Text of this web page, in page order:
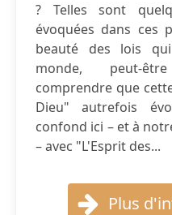
? Telles sont
évoquées dans ces
beauté des lois
monde, peut-
comprendre que
Dieu" autrefois
confond ici – et à
– avec "L'Esprit des...
Plus